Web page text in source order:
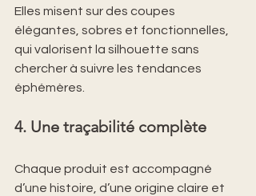
Elles misent sur des coupes
élégantes, sobres et fonctionnelles,
qui valorisent la silhouette sans
chercher à suivre les tendances
éphémères.
4. Une traçabilité complète
Chaque produit est accompagné
d’une histoire, d’une origine claire et